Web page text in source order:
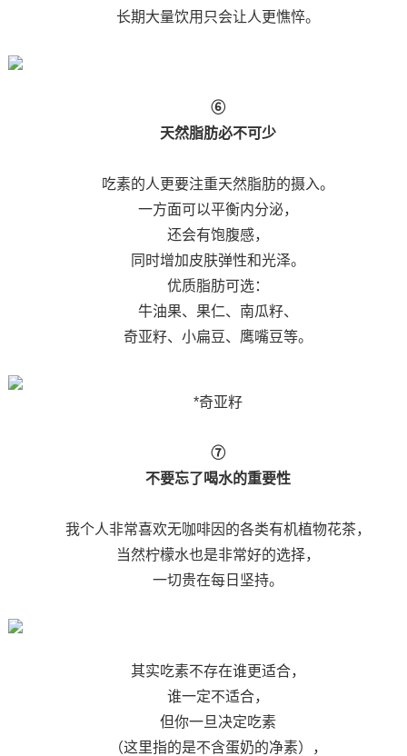
长期大量饮用只会让人更憔悴。
⑥
天然脂肪必不可少
吃素的人更要注重天然脂肪的摄入。
一方面可以平衡内分泌，
还会有饱腹感，
同时增加皮肤弹性和光泽。
优质脂肪可选：
牛油果、果仁、南瓜籽、
奇亚籽、小扁豆、鹰嘴豆等。
*奇亚籽
⑦
不要忘了喝水的重要性
我个人非常喜欢无咖啡因的各类有机植物花茶，
当然柠檬水也是非常好的选择，
一切贵在每日坚持。
其实吃素不存在谁更适合，
谁一定不适合，
但你一旦决定吃素
（这里指的是不含蛋奶的净素），